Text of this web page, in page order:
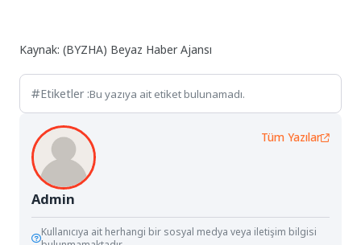
Kaynak: (BYZHA) Beyaz Haber Ajansı
Etiketler :Bu yazıya ait etiket bulunamadı.
Admin
Tüm Yazılar
Kullanıcıya ait herhangi bir sosyal medya veya iletişim bilgisi